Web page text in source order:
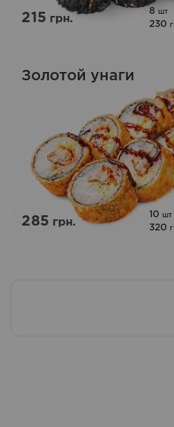
215грн.
8 шт
230 г
Золотой унаги
285грн.
10 шт
320 г